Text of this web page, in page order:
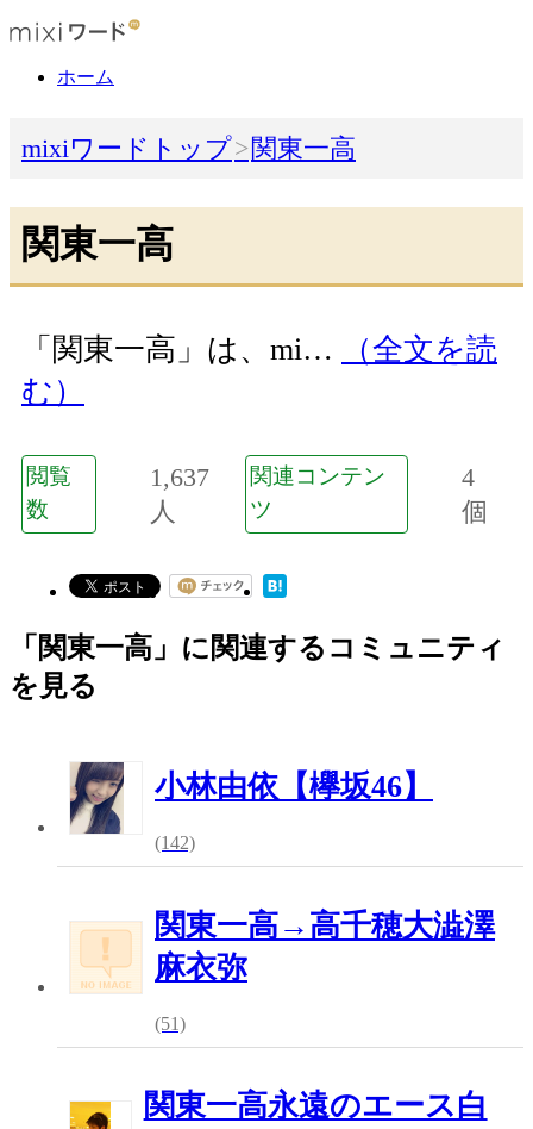
ホーム
mixiワードトップ 関東一高
関東一高
「関東一高」は、mi…
（全文を読
む）
閲覧
数
1,637
人
関連コンテン
ツ
4
個
「関東一高」に関連するコミュニティ
を見る
小林由依【欅坂46】
(142)
関東一高→高千穂大澁澤
麻衣弥
(51)
関東一高永遠のエース白